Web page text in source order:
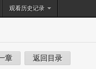
观看历史记录
章 返回目录